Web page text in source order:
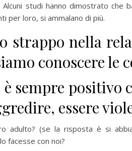
studi hanno dimostrato che
per loro, si ammalano di più.
strappo nella
conoscere le
sempre positivo
essere
adulto? (se la risposta è si
facesse con noi?